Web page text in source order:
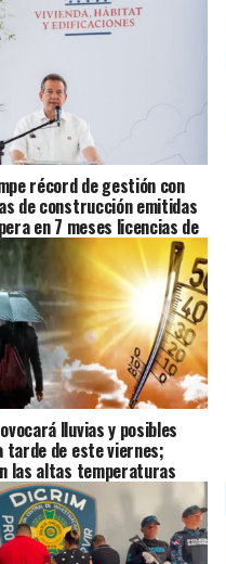
récord de gestión con
de construcción emitidas
en 7 meses licencias de
lluvias y posibles
tarde de este viernes;
las altas temperaturas